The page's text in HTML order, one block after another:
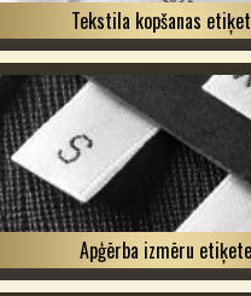
Tekstila kopšanas
Apģērba izmēru